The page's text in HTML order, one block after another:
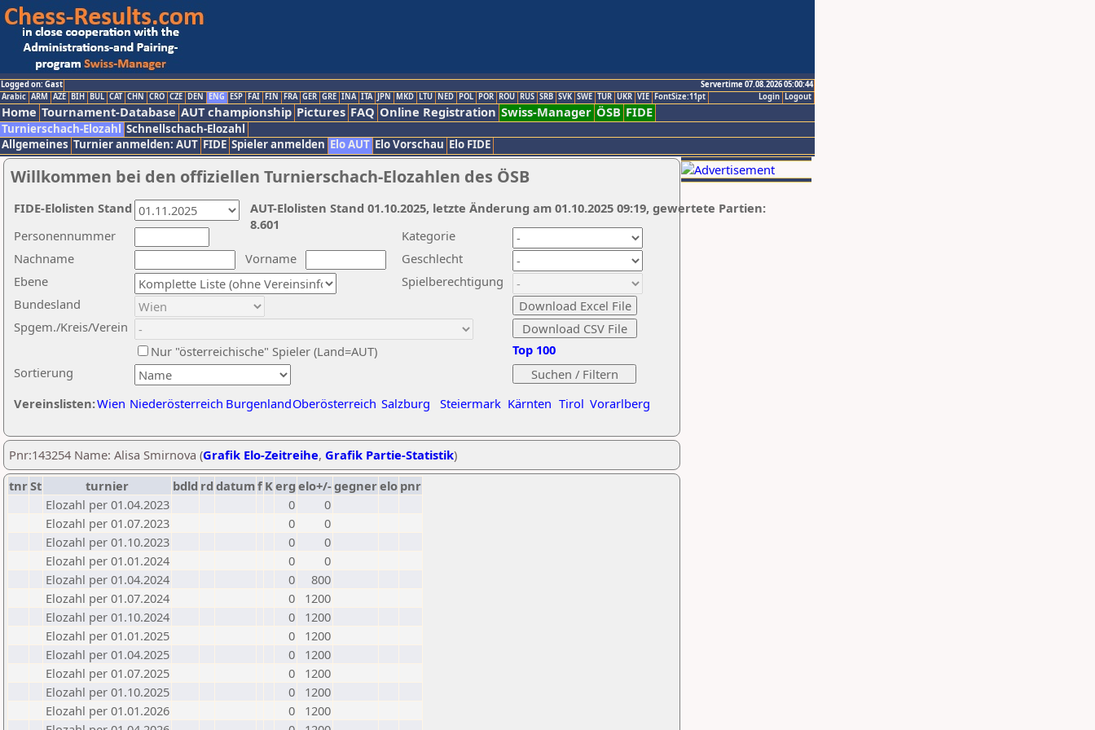
Logged on: Gast
Servertime 07.08.2026 05:00:44
Logout
Login
Arabic ARM AZE BIH BUL CAT CHN CRO CZE DEN ENG ESP FAI FIN FRA GER GRE INA ITA JPN MKD LTU NED POL POR ROU RUS SRB SVK SWE TUR UKR VIE FontSize:11pt
Home Tournament-Database AUT championship Pictures FAQ Online Registration Swiss-Manager ÖSB FIDE
Turnierschach-Elozahl Schnellschach-Elozahl
Allgemeines Turnier anmelden: AUT FIDE Spieler anmelden Elo AUT Elo Vorschau Elo FIDE
Willkommen bei den offiziellen Turnierschach-Elozahlen des ÖSB
Nachname
Vorname
Ebene
Kategorie
Sortierung
Personennummer
Bundesland
Spgem./Kreis/Verein
Geschlecht
Nur "österreichische" Spieler (Land=AUT)
Spielberechtigung
Vereinslisten:Wien Niederösterreich BurgenlandOberösterreich Salzburg Steiermark Kärnten Tirol Vorarlberg
Top 100
AUT-Elolisten Stand 01.10.2025, letzte Änderung am 01.10.2025 09:19, gewertete Partien:
8.601
FIDE-Elolisten Stand
Pnr:143254 Name: Alisa Smirnova (Grafik Elo-Zeitreihe, Grafik Partie-Statistik)
tnrSt turnier bdld rd datumf Kerg elo+/-gegnerelo pnr
Elozahl per 01.04.2023
0
0
Elozahl per 01.07.2023
0
0
Elozahl per 01.10.2023
0
0
Elozahl per 01.01.2024
0
0
Elozahl per 01.04.2024
0
800
Elozahl per 01.07.2024
0
1200
Elozahl per 01.10.2024
0
1200
Elozahl per 01.01.2025
0
1200
Elozahl per 01.04.2025
0
1200
Elozahl per 01.07.2025
0
1200
Elozahl per 01.10.2025
0
1200
Elozahl per 01.01.2026
0
1200